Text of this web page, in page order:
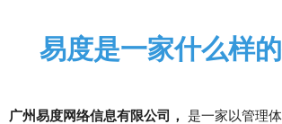
易度是一家什么样
广州易度网络信息有限公司， 是一家以管理